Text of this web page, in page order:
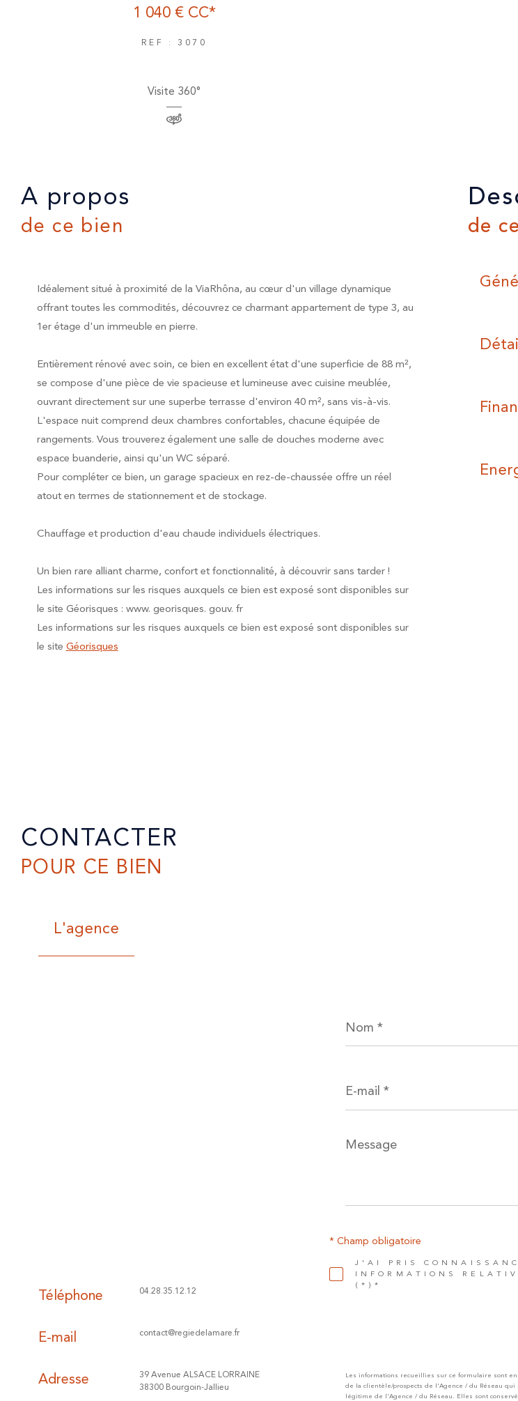
1 040 € CC*
REF : 3070
Visite 360°
a propos
de ce bien
Idéalement situé à proximité de la ViaRhôna, au cœur d'un village dynamique
offrant toutes les commodités, découvrez ce charmant appartement de type 3, au
1er étage d'un immeuble en pierre.
Entièrement rénové avec soin, ce bien en excellent état d'une superficie de 88 m²,
se compose d'une pièce de vie spacieuse et lumineuse avec cuisine meublée,
ouvrant directement sur une superbe terrasse d'environ 40 m², sans vis-à-vis.
L'espace nuit comprend deux chambres confortables, chacune équipée de
rangements. Vous trouverez également une salle de douches moderne avec
espace buanderie, ainsi qu'un WC séparé.
Pour compléter ce bien, un garage spacieux en rez-de-chaussée offre un réel
atout en termes de stationnement et de stockage.
Chauffage et production d'eau chaude individuels électriques.
Un bien rare alliant charme, confort et fonctionnalité, à découvrir sans tarder !
Les informations sur les risques auxquels ce bien est exposé sont disponibles sur
le site Géorisques : www. georisques. gouv. fr
Les informations sur les risques auxquels ce bien est exposé sont disponibles sur
le siteGéorisques
de
CONTACTER
POUR CE BIEN
L'agence
Téléphone 04.28.35.12.12
E-mail contact@regiedelamare.fr
Adresse
39 Avenue ALSACE LORRAINE
38300 Bourgoin-Jallieu
*
mail
*
Message
*
J'AI PRIS
INFORMATIONS
(*)*
* Champ obligatoire
Les informations recueillies sur ce formulaire sont
de la clientèle/prospects de l'Agence / du Réseau
légitime de l'Agence / du Réseau. Elles sont